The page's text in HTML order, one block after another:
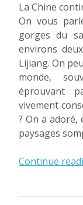
La Chine
On vous
gorges du
environs
Lijiang. On
monde,
éprouvant
vivement
? On a adoré,
paysages
Continue